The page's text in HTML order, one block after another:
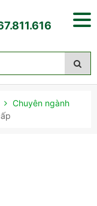
Chuyên ngành